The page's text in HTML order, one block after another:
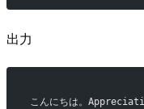
出力
こんにちは。